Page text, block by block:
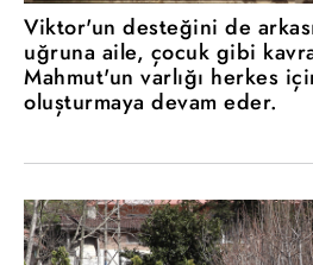
Viktor'un desteğini de
uğruna aile, çocuk gibi
Mahmut'un varlığı herkes
oluşturmaya devam eder.